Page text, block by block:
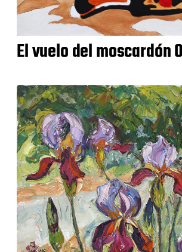
El vuelo del moscardón